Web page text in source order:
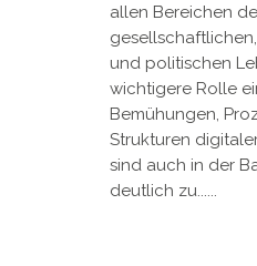
allen Bereichen
und politischen
wichtigere Rolle
Bemühungen,
Strukturen
sind auch in der
deutlich zu......